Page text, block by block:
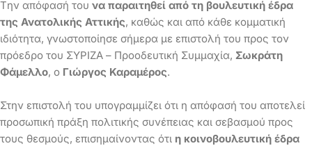
Tην απόφασή του να παραιτηθεί από τη βουλευτική έδρα
της Ανατολικής Αττικής, καθώς και από κάθε κομματική
ιδιότητα, γνωστοποίησε σήμερα με επιστολή του προς τον
πρόεδρο του ΣΥΡΙΖΑ – Προοδευτική Συμμαχία, Σωκράτη
Φάμελλο, ο Γιώργος Καραμέρος.
Στην επιστολή του υπογραμμίζει ότι η απόφασή του αποτελεί
προσωπική πράξη πολιτικής συνέπειας και σεβασμού προς
τους θεσμούς, επισημαίνοντας ότι η κοινοβουλευτική έδρα